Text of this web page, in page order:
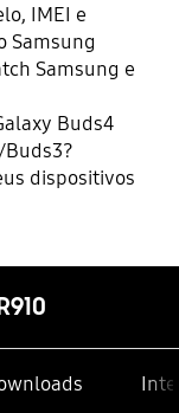
IMEI e
Samsung
Samsung e
Buds4
dispositivos